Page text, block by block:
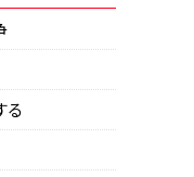
る